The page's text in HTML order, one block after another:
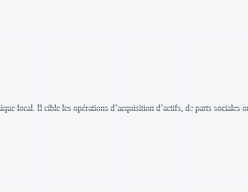
local. Il cible les opérations d’acquisition d’actifs, de parts sociales